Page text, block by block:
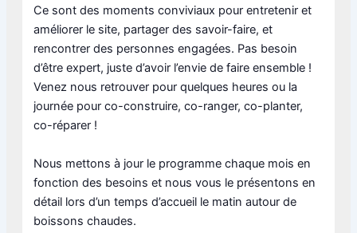
Ce sont des moments conviviaux pour entretenir et
améliorer le site, partager des savoir-faire, et
rencontrer des personnes engagées. Pas besoin
d’être expert, juste d’avoir l’envie de faire ensemble !
Venez nous retrouver pour quelques heures ou la
journée pour co-construire, co-ranger, co-planter,
co-réparer !
Nous mettons à jour le programme chaque mois en
fonction des besoins et nous vous le présentons en
détail lors d’un temps d’accueil le matin autour de
boissons chaudes.